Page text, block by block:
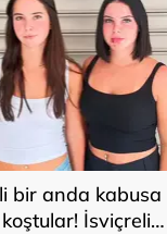
bir anda kabusa
İsviçreli